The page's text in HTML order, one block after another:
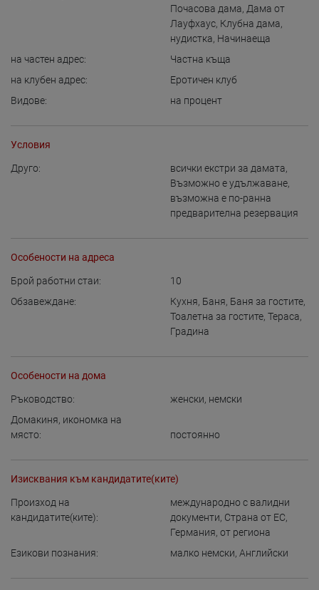
Почасова дама, Дама от
Лауфхаус, Клубна дама,
нудистка, Начинаеща
на частен адрес:
Частна къща
на клубен адрес:
Еротичен клуб
Видове:
на процент
Условия
Друго: всички екстри за дамата,
Възможно е удължаване,
възможна е по-ранна
предварителна резервация
Особености на адреса
Брой работни стаи:
10
Обзавеждане:
Кухня, Баня, Баня за гостите,
Тоалетна за гостите, Тераса,
Градина
Особености на дома
Ръководство: женски, немски
Домакиня, икономка на
място:
постоянно
Изисквания към кандидатите(ките)
Произход на
кандидатите(ките):
международно с валидни
документи, Страна от ЕС,
Германия, от региона
Езикови познания:
малко немски, Английски